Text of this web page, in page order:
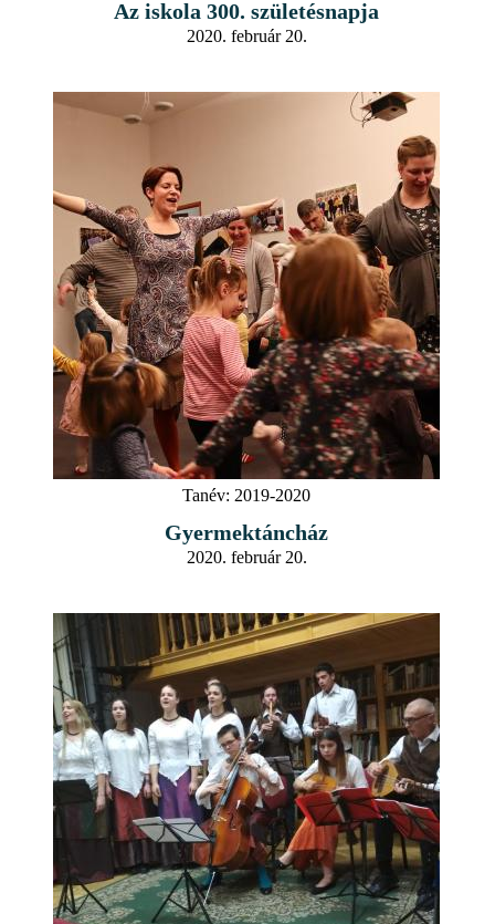
Az iskola 300. születésnapja
2020. február 20.
Tanév: 2019-2020
Gyermektáncház
2020. február 20.